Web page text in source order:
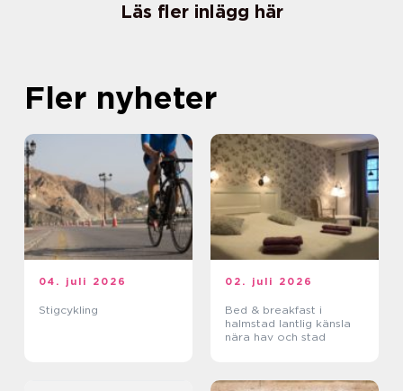
Läs fler inlägg här
Fler nyheter
04. juli 2026
Stigcykling
02. juli 2026
Bed & breakfast i
halmstad lantlig känsla
nära hav och stad